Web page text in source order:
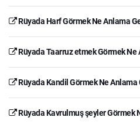
Rüyada Harf Görmek Ne Anlama
Rüyada Taarruz etmek Görmek Ne
Rüyada Kandil Görmek Ne Anlama
Rüyada Kavrulmuş şeyler Görmek